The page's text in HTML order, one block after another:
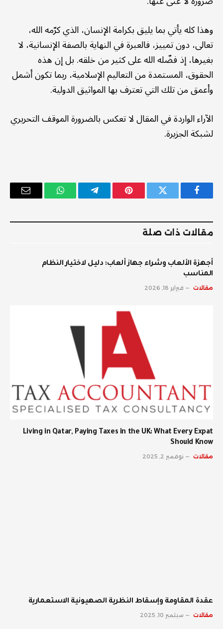
وهذا كله يأتي بما يليق بكرامة الإنسان، الذي كرّمه الله،
تعالى، دون تمييز، فالعبرة في النهاية بالصفة الإنسانية، لا
بغيرها، إذ فضّله الله على كثير من خلقه. بل إن هذه
الحقوق، المستمدة من التعاليم الإسلامية، ربما تكون أشمل
وأعمق من تلك التي تعترف بها المواثيق الدولية.
الآراء الواردة في المقال لا تعكس بالضرورة الموقف التحريري
لشبكة الجزيرة.
فيسبوك تويتر بينتيريستتيلقرام واتساب
البريد
مقالات ذات صلة
أجهزة الألعاب وشراء جهاز ألعاب: دليل لاختيار النظام
المناسب
مقالات فبراير 18, 2026
Living in Qatar, Paying Taxes in the UK: What Every Expat
Should Know
مقالات نوفمبر 2, 2025
عقدة المقاومة وإسقاط النظرية الصهيونية الاستعمارية
مقالات سبتمبر 10, 2025